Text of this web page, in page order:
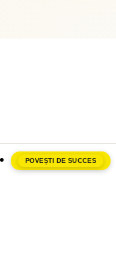
POVEȘTI DE SUCCES